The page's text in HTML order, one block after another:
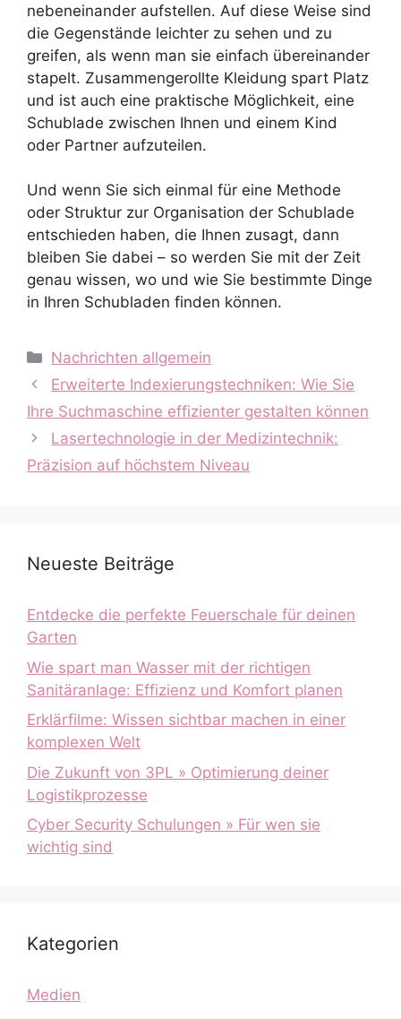
nebeneinander aufstellen. Auf diese Weise sind
die Gegenstände leichter zu sehen und zu
greifen, als wenn man sie einfach übereinander
stapelt. Zusammengerollte Kleidung spart Platz
und ist auch eine praktische Möglichkeit, eine
Schublade zwischen Ihnen und einem Kind
oder Partner aufzuteilen.
Und wenn Sie sich einmal für eine Methode
oder Struktur zur Organisation der Schublade
entschieden haben, die Ihnen zusagt, dann
bleiben Sie dabei – so werden Sie mit der Zeit
genau wissen, wo und wie Sie bestimmte Dinge
in Ihren Schubladen finden können.
Kategorien
Nachrichten allgemein
Erweiterte Indexierungstechniken: Wie Sie
Ihre Suchmaschine effizienter gestalten können
Lasertechnologie in der Medizintechnik:
Präzision auf höchstem Niveau
Neueste Beiträge
Entdecke die perfekte Feuerschale für deinen
Garten
Wie spart man Wasser mit der richtigen
Sanitäranlage: Effizienz und Komfort planen
Erklärfilme: Wissen sichtbar machen in einer
komplexen Welt
Die Zukunft von 3PL » Optimierung deiner
Logistikprozesse
Cyber Security Schulungen » Für wen sie
wichtig sind
Kategorien
Medien